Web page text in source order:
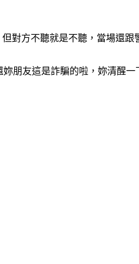
對方不聽就是不聽，當場還跟
朋友這是詐騙的啦，妳清醒一